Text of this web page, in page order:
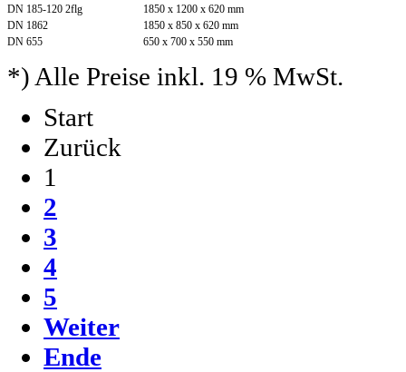
DN 185-120 2flg
1850 x 1200 x 620 mm
DN 1862
1850 x 850 x 620 mm
DN 655
650 x 700 x 550 mm
*) Alle Preise inkl. 19 % MwSt.
Start
Zurück
1
2
3
4
5
Weiter
Ende